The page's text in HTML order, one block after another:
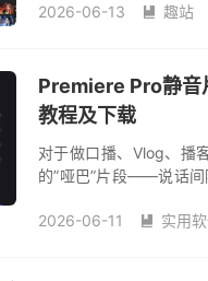
下去，还是雾山...
2026-06-13  趣站
Premiere Pro静
教程及下载
对于做口播、Vlog、播
的”哑巴”片段——说话间
2026-06-11  实用